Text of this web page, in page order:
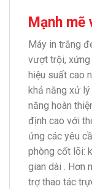
Mạnh mẽ
Máy in trắng
vượt trội, xứng
hiệu suất cao
khả năng xử
năng hoàn
định cao với
ứng các yêu
phòng cốt lõi:
gian dài . Hơn
trợ thao tác